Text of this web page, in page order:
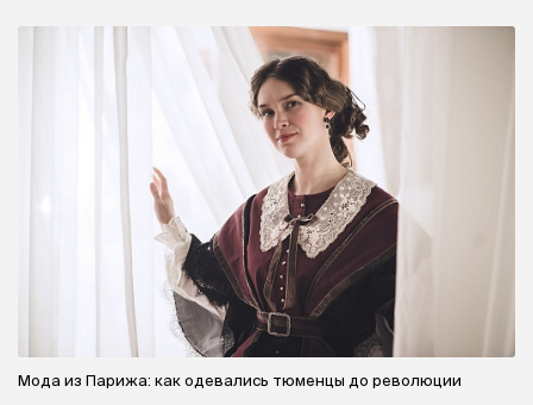
Мода из Парижа: как одевались тюменцы до революции